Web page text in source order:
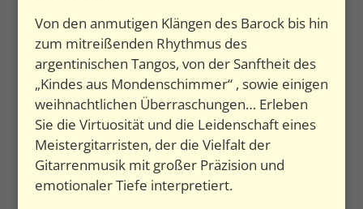
Von den anmutigen Klängen des Barock bis hin
zum mitreißenden Rhythmus des
argentinischen Tangos, von der Sanftheit des
„Kindes aus Mondenschimmer“ , sowie einigen
weihnachtlichen Überraschungen… Erleben
Sie die Virtuosität und die Leidenschaft eines
Meistergitarristen, der die Vielfalt der
Gitarrenmusik mit großer Präzision und
emotionaler Tiefe interpretiert.